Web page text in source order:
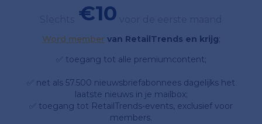
€10
Word member van RetailTrends en krijg;
✅ toegang tot alle premiumcontent;
✅ net als 57.500 nieuwsbriefabonnees dagelijks het
laatste nieuws in je mailbox;
✅ toegang tot RetailTrends-events, exclusief voor
members.